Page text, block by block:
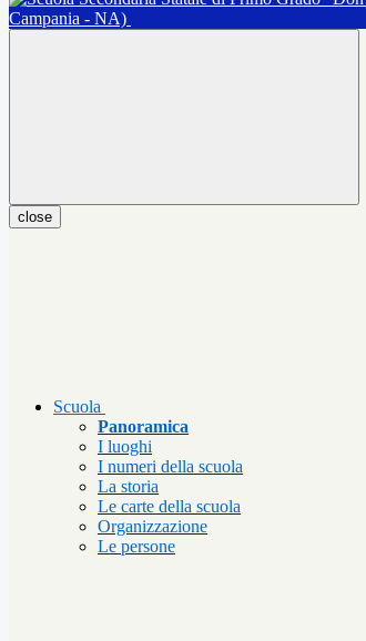
Campania - NA)
close
Scuola
Panoramica
I luoghi
I numeri della scuola
La storia
Le carte della scuola
Organizzazione
Le persone